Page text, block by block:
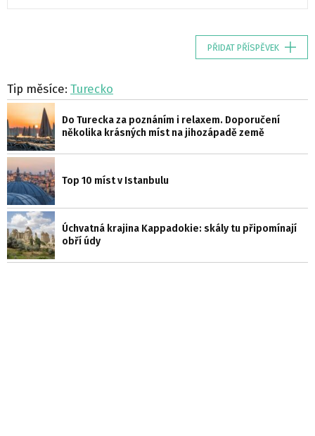
PŘIDAT PŘÍSPĚVEK
Tip měsíce: Turecko
Do Turecka za poznáním i relaxem. Doporučení
několika krásných míst na jihozápadě země
Top 10 míst v Istanbulu
Úchvatná krajina Kappadokie: skály tu připomínají
obří údy